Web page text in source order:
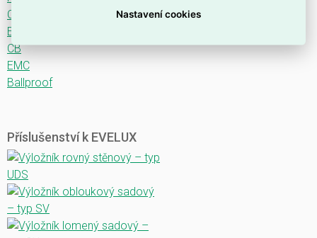
CE
ENEC
CB
EMC
Ballproof
Příslušenství k EVELUX
Nastavení cookies